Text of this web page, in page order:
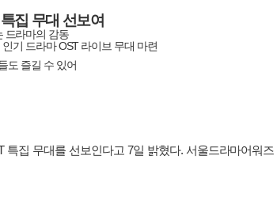
특집 무대 선보여
드라마의 감동
인기 드라마OST 라이브 무대 마련
도 즐길 수 있어
특집 무대를 선보인다고 7일 밝혔다. 서울드라마어워즈